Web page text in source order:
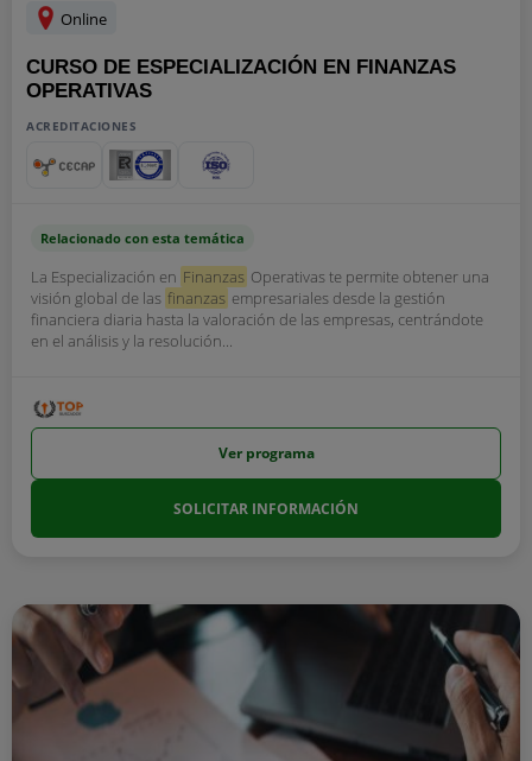
Online
CURSO DE ESPECIALIZACIÓN EN FINANZAS
OPERATIVAS
ACREDITACIONES
Relacionado con esta temática
La Especialización en Finanzas Operativas te permite obtener una
visión global de las finanzas empresariales desde la gestión
financiera diaria hasta la valoración de las empresas, centrándote
en el análisis y la resolución...
Ver programa
SOLICITAR INFORMACIÓN